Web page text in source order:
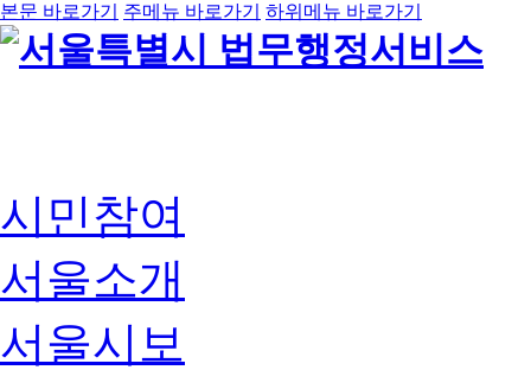
본문 바로가기 주메뉴 바로가기 하위메뉴 바로가기
시민참여
서울소개
서울시보